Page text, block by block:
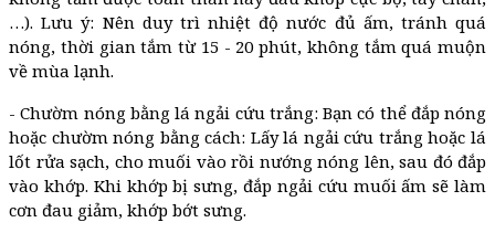
…). Lưu ý: Nên duy trì nhiệt độ nước đủ ấm, tránh quá
nóng, thời gian tắm từ 15 - 20 phút, không tắm quá muộn
về mùa lạnh.
- Chườm nóng bằng lá ngải cứu trắng: Bạn có thể đắp nóng
hoặc chườm nóng bằng cách: Lấy lá ngải cứu trắng hoặc lá
lốt rửa sạch, cho muối vào rồi nướng nóng lên, sau đó đắp
vào khớp. Khi khớp bị sưng, đắp ngải cứu muối ấm sẽ làm
cơn đau giảm, khớp bớt sưng.